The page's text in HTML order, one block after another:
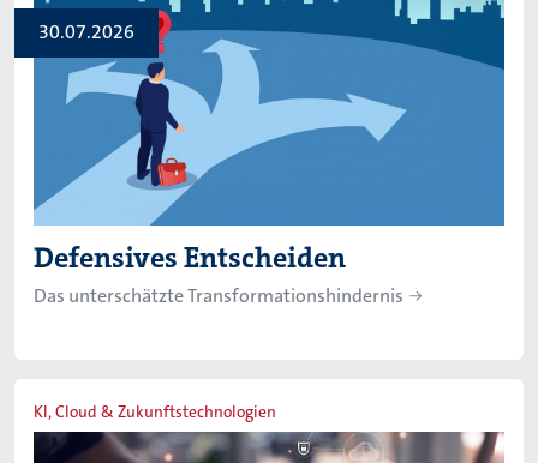
30.07.2026
Defensives Entscheiden
Das unterschätzte Transformationshindernis
KI, Cloud & Zukunftstechnologien